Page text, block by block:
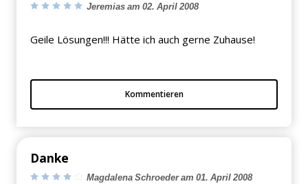
Jeremias am 02. April 2008
Geile Lösungen!!! Hätte ich auch gerne Zuhause!
Kommentieren
Danke
Magdalena Schroeder am 01. April 2008